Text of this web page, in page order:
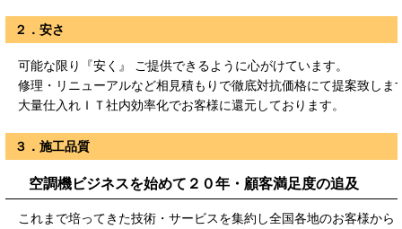
２．安さ
可能な限り『安く』 ご提供できるように心がけています。
修理・リニューアルなど相見積もりで徹底対抗価格にて提案致しま
大量仕入れＩＴ社内効率化でお客様に還元しております。
３．施工品質
空調機ビジネスを始めて２０年・顧客満足度の追及
これまで培ってきた技術・サービスを集約し全国各地のお客様から